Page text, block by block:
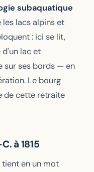
subaquatique
les lacs alpins et
: ici se lit,
d'un lac et
sur ses bords — en
Le bourg
de cette retraite
à 1815
en un mot